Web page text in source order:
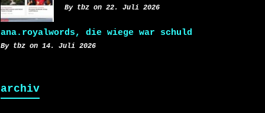
By tbz on 22. Juli 2026
ana.royalwords, die wiege war schuld
By tbz on 14. Juli 2026
archiv